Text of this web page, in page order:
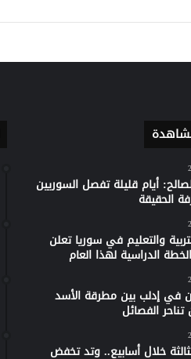
أيام قليلة تفصل السوريين
الحقيقة
والتعليم في سوريا تعلن
الدراسية لهذا العام
في إدلب بين مطرقة الأسد
الفصائل
خلال أسابيع.. وتد تخفض